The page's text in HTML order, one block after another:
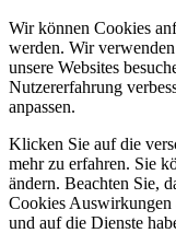
Wir können Cookies
werden. Wir
unsere Websites
Nutzererfahrung
anpassen.
Klicken Sie auf die
mehr zu erfahren. Sie
ändern. Beachten Sie,
Cookies Auswirkungen
und auf die Dienste